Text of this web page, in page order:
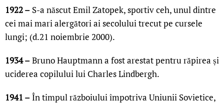
1922 – S-a născut Emil Zatopek, sportiv ceh, unul dintre
cei mai mari alergători ai secolului trecut pe cursele
lungi; (d.21 noiembrie 2000).
1934 –Bruno Hauptmann a fost arestat pentru răpirea și
uciderea copilului lui Charles Lindbergh.
1941 –În timpul războiului împotriva Uniunii Sovietice,